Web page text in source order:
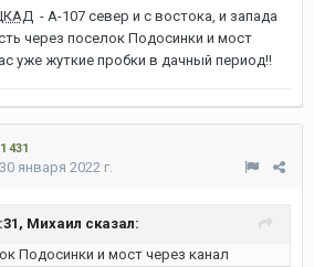
- А-107 север и с востока, и запада
через поселок Подосинки и мост
уже жуткие пробки в дачный период!!
431
30 января 2022 г.
Михаил сказал:
Подосинки и мост через канал